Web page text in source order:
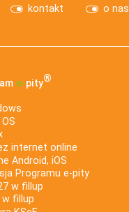
kontakt o nas
e‑pity®
internet online
Android, iOS
Programu e-pity
w fillup
w fillup